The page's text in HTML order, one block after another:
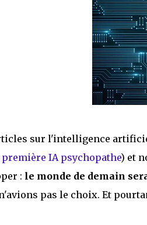
sur l'intelligence
IA psychopathe) et
: le monde de demain
pas le choix. Et